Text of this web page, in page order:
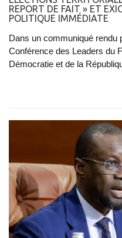
REPORT DE FAIT » ET
POLITIQUE IMMÉDIATE
Dans un communiqué rendu
Conférence des Leaders du
Démocratie et de la